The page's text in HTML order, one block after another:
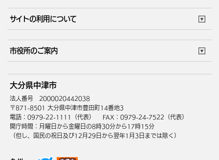
サイトの利用について
サイトマップ
市役所のご案内
庁舎地図 組織案内
中津市へのアクセス
大分県中津市
法人番号 2000020442038
〒871-8501 大分県中津市豊田町14番地3
電話：0979-22-1111（代表）
FAX：0979-24-7522（代表）
開庁時間：月曜日から金曜日の8時30分から17時15分
（但し、国民の祝日及び12月29日から翌年1月3日までは除く）